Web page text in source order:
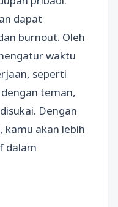
dapat
burnout. Oleh
waktu
seperti
teman,
Dengan
kamu akan lebih
dalam